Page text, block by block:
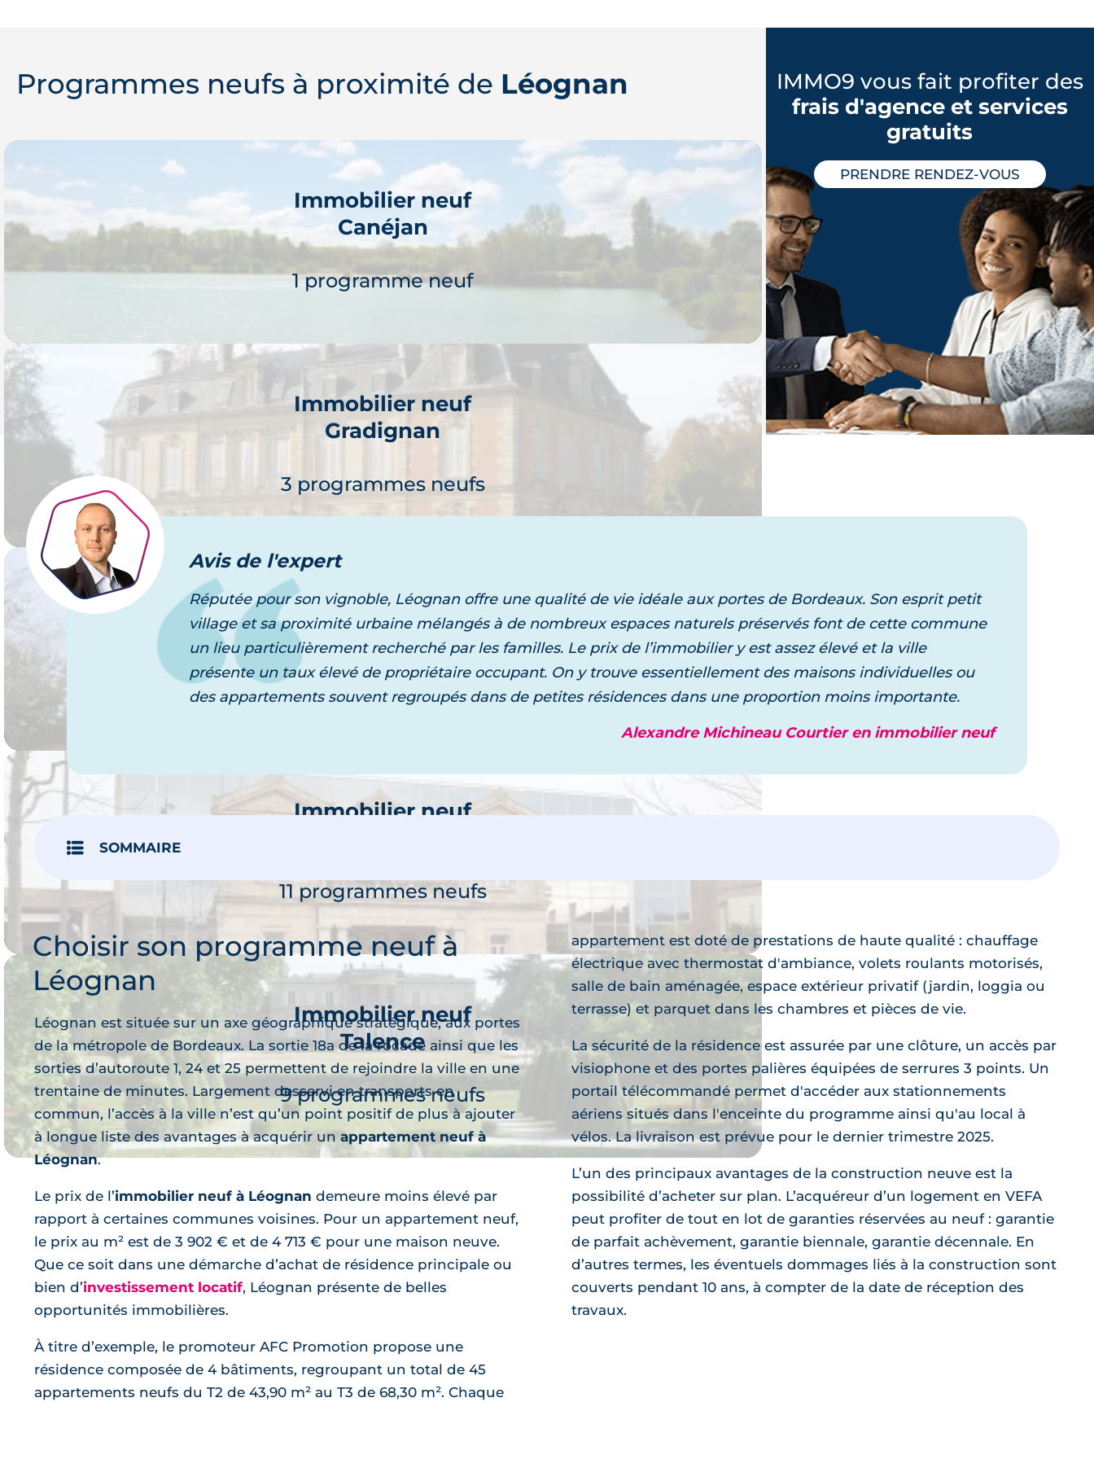
Programmes neufs à proximité de Léognan
Immobilier neuf
Canéjan
1 programme neuf
Je découvre
Immobilier neuf
Gradignan
3 programmes neufs
Je découvre
Immobilier neuf
Villenave-d'Ornon
16 programmes neufs
Immobilier neuf
11 programmes neufs
Je découvre
Immobilier neuf
Talence
9 programmes neufs
Je découvre
IMMO9 vous fait profiter des
frais d'agence et services
gratuits
PRENDRE RENDEZ-VOUS
un expert vous accompagne dans
Avisde l'expert
Réputée pour son vignoble, Léognan offre une qualité de vie idéale aux portes de Bordeaux. Son esprit petit
village et sa proximité urbaine mélangés à de nombreux espaces naturels préservés font de cette commune
un lieu particulièrement recherché par les familles. Le prix de l’immobilier y est assez élevé et la ville
présente un taux élevé de propriétaire occupant. On y trouve essentiellement des maisons individuelles ou
des appartements souvent regroupés dans de petites résidences dans une proportion moins importante.
Alexandre Michineau Courtier en immobilier neuf
SOMMAIRE
Choisir son programme neuf à
Léognan
Léognan est située sur un axe géographique stratégique, aux portes
de la métropole de Bordeaux. La sortie 18a de la rocade ainsi que les
sorties d’autoroute 1, 24 et 25 permettent de rejoindre la ville en une
trentaine de minutes. Largement desservi en transports en
commun, l’accès à la ville n’est qu’un point positif de plus à ajouter
à longue liste des avantages à acquérir un appartement neuf à
Léognan.
Le prix de l’immobilier neuf à Léognan demeure moins élevé par
rapport à certaines communes voisines. Pour un appartement neuf,
le prix au m² est de 3 902 € et de 4 713 € pour une maison neuve.
Que ce soit dans une démarche d’achat de résidence principale ou
bien d’investissement locatif, Léognan présente de belles
opportunités immobilières.
À titre d’exemple, le promoteur AFC Promotion propose une
résidence composée de 4 bâtiments, regroupant un total de 45
appartements neufs du T2 de 43,90 m² au T3 de 68,30 m². Chaque
appartement est doté de prestations de haute qualité : chauffage
électrique avec thermostat d'ambiance, volets roulants motorisés,
salle de bain aménagée, espace extérieur privatif (jardin, loggia ou
terrasse) et parquet dans les chambres et pièces de vie.
La sécurité de la résidence est assurée par une clôture, un accès par
visiophone et des portes palières équipées de serrures 3 points. Un
portail télécommandé permet d'accéder aux stationnements
aériens situés dans l'enceinte du programme ainsi qu'au local à
vélos. La livraison est prévue pour le dernier trimestre 2025.
L’un des principaux avantages de la construction neuve est la
possibilité d’acheter sur plan. L’acquéreur d’un logement en VEFA
peut profiter de tout en lot de garanties réservées au neuf : garantie
de parfait achèvement, garantie biennale, garantie décennale. En
d’autres termes, les éventuels dommages liés à la construction sont
couverts pendant 10 ans, à compter de la date de réception des
travaux.